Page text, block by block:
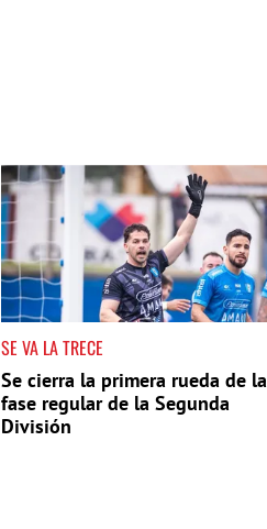
SE VA LA TRECE
Se cierra la primera rueda de la
fase regular de la Segunda
División